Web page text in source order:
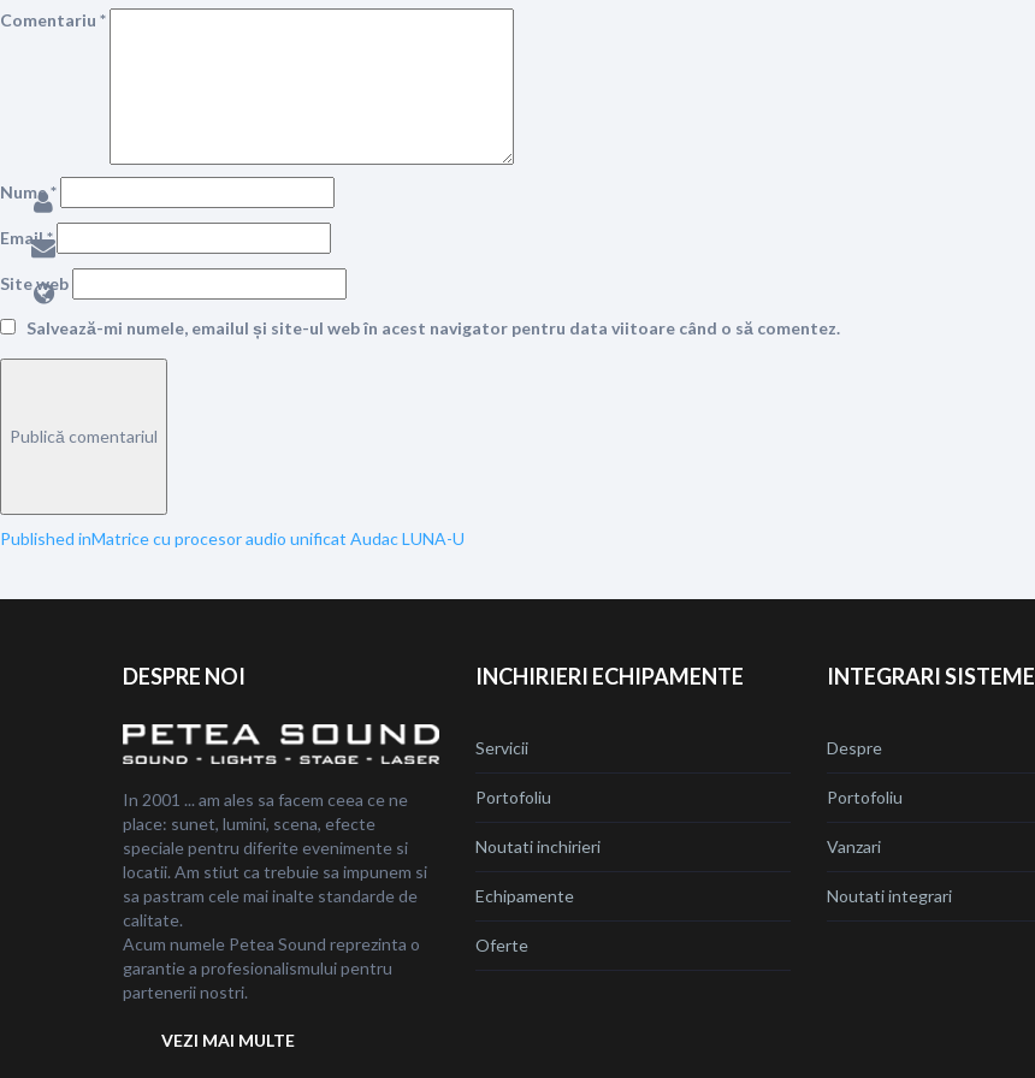
Comentariu *
Nume*
Email*
Site web
Salvează-mi numele, emailul și site-ul web în acest navigator pentru data viitoare când o să comentez.
Navigare
Published inMatrice cu procesor audio unificat Audac LUNA-U
DESPRE NOI
In 2001 ... am ales sa facem ceea ce ne
place: sunet, lumini, scena, efecte
speciale pentru diferite evenimente si
locatii. Am stiut ca trebuie sa impunem si
sa pastram cele mai inalte standarde de
calitate.
Acum numele Petea Sound reprezinta o
garantie a profesionalismului pentru
partenerii nostri.
VEZI MAI MULTE
INCHIRIERI ECHIPAMENTE
Servicii
Portofoliu
Noutati inchirieri
Echipamente
Oferte
INTEGRARI SISTEME
Despre
Portofoliu
Vanzari
Noutati integrari